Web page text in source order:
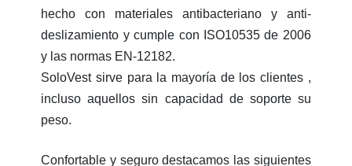
hecho con materiales antibacteriano y anti-
deslizamiento y cumple con ISO10535 de 2006
y las normas EN-12182.
SoloVest sirve para la mayoría de los clientes ,
incluso aquellos sin capacidad de soporte su
peso.
Confortable y seguro destacamos las siguientes